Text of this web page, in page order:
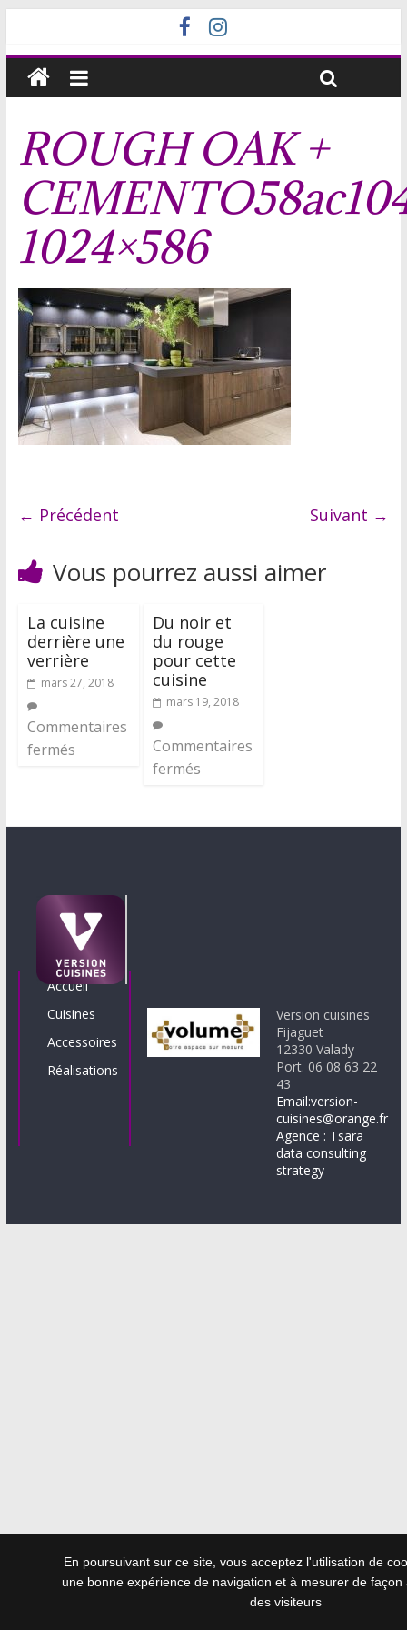
ROUGH OAK +
1024×586
← Précédent Suivant →
Vous pourrez aussi aimer
La cuisine
derrière une
verrière
mars 27, 2018
Commentaires
fermés
Du noir et
du rouge
pour cette
cuisine
mars 19, 2018
Commentaires
fermés
Accueil
Cuisines
Accessoires
Réalisations
Version cuisines
Fijaguet
12330 Valady
Port. 06 08 63 22
43
Email:version-
cuisines@orange.fr
Agence : Tsara
data consulting
strategy
En poursuivant sur ce site, vous acceptez l'utilisation de
une bonne expérience de navigation et à mesurer de façon
des visiteurs